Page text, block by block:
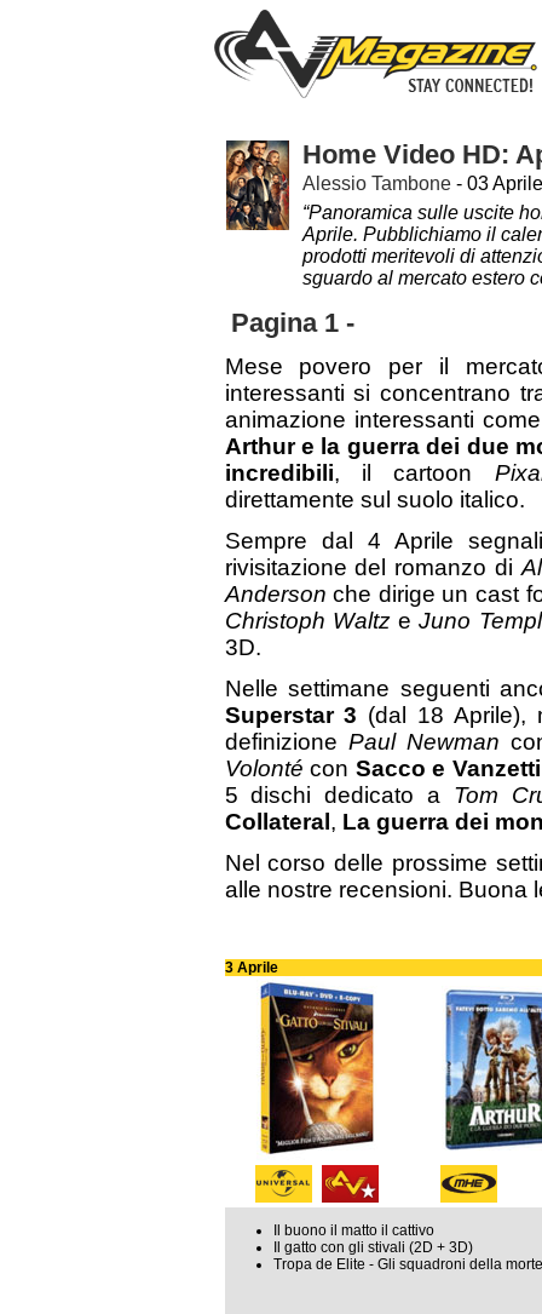
Home Video HD:
Alessio Tambone- 03
“Panoramica sulle uscite
Aprile. Pubblichiamo il
prodotti meritevoli di
sguardo al mercato estero
Pagina 1 -
Mese povero per il
interessanti si concentrano
animazione interessanti
Arthur e la guerra dei due
incredibili, il cartoon
direttamente sul suolo italico.
Sempre dal 4 Aprile
rivisitazione del romanzo di
Andersonche dirige un cast
Christoph WaltzeJuno
3D.
Nelle settimane seguenti
Superstar 3 (dal 18 Aprile),
definizione Paul Newman
Volontécon Sacco e Vanzetti
5 dischi dedicato a Tom
Collateral , La guerra dei
Nel corso delle prossime
alle nostre recensioni. Buona
3 Aprile
Il buono il matto il cattivo
Il gatto con gli stivali (2D + 3D)
Tropa de Elite - Gli squadroni della morte